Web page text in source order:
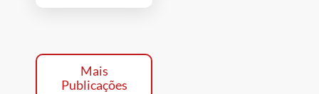
Mais
Publicações